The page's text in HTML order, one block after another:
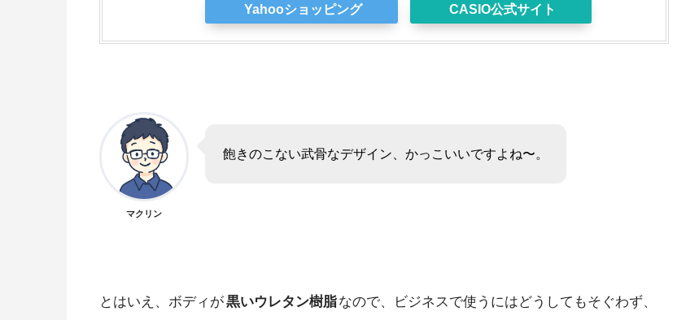
Yahooショッピング CASIO公式サイト
マクリン
飽きのこない武骨なデザイン、かっこいいですよね〜。
とはいえ、ボディが黒いウレタン樹脂なので、ビジネスで使うにはどうしてもそぐわず、